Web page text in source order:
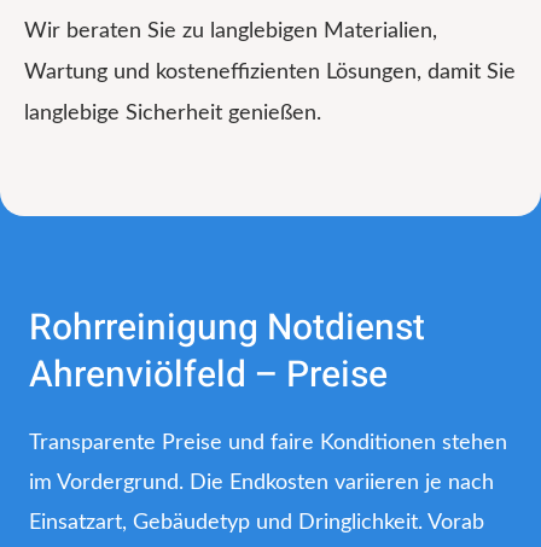
Wir beraten Sie zu langlebigen Materialien,
Wartung und kosteneffizienten Lösungen, damit Sie
langlebige Sicherheit genießen.
Rohrreinigung Notdienst
Ahrenviölfeld – Preise
Transparente Preise und faire Konditionen stehen
im Vordergrund. Die Endkosten variieren je nach
Einsatzart, Gebäudetyp und Dringlichkeit. Vorab